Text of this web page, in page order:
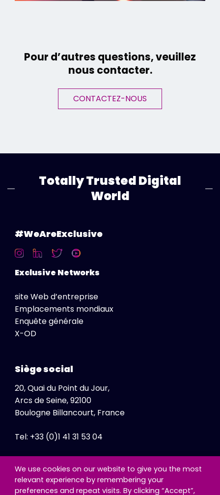
Pour d’autres questions, veuillez
nous contacter.
CONTACTEZ-NOUS
Totally Trusted Digital
World
#WeAreExclusive
Exclusive Networks
site Web d’entreprise
Emplacements mondiaux
Enquête générale
X-OD
Siège social
20, Quai du Point du Jour,
Arcs de Seine, 92100
Boulogne Billancourt, France
Tel: +33 (0)1 41 31 53 04
We use cookies on our website to give you the most
relevant experience by remembering your
preferences and repeat visits. By clicking “Accept”,